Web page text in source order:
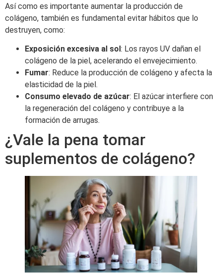
Así como es importante aumentar la producción de
colágeno, también es fundamental evitar hábitos que lo
destruyen, como:
Exposición excesiva al sol: Los rayos UV dañan el
colágeno de la piel, acelerando el envejecimiento.
Fumar: Reduce la producción de colágeno y afecta la
elasticidad de la piel.
Consumo elevado de azúcar: El azúcar interfiere con
la regeneración del colágeno y contribuye a la
formación de arrugas.
¿Vale la pena tomar
suplementos de colágeno?